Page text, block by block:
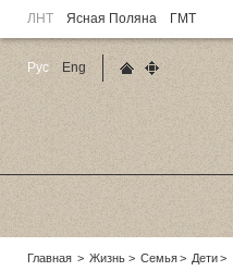
ЛНТ Ясная Поляна ГМТ
Родительские
Главная Жизнь Семья Дети
Рус
Eng